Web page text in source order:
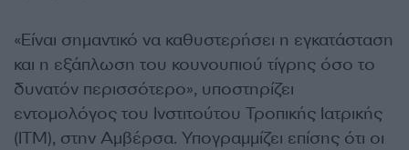
«Είναι σημαντικό να καθυστερήσει η εγκατάσταση
και η εξάπλωση του κουνουπιού τίγρης όσο το
δυνατόν περισσότερο», υποστηρίζει
εντομολόγος του Ινστιτούτου Τροπικής Ιατρικής
(ITM), στην Αμβέρσα. Υπογραμμίζει επίσης ότι οι